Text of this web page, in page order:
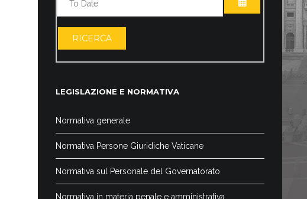
ABRIR EL
RICERCA
LEGISLAZIONE E NORMATIVA
Normativa generale
Normativa Persone Giuridiche Vaticane
Normativa sul Personale del Governatorato
Normativa in materia penale e amministrativa